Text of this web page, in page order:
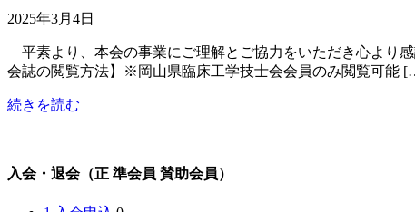
2025年3月4日
平素より、本会の事業にご理解とご協力をいただき心より
会誌の閲覧方法】※岡山県臨床工学技士会会員のみ閲覧可能
続きを読む
入会・退会（正 準会員 賛助会員）